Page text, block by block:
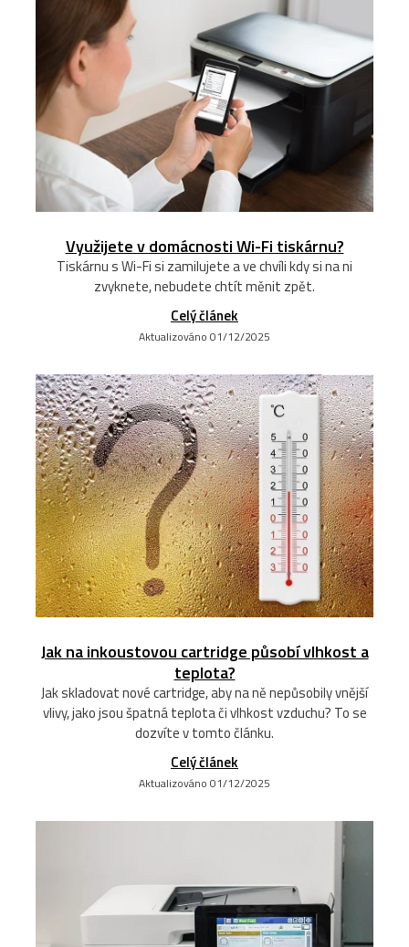
Využijete v domácnosti Wi-Fi tiskárnu?
Tiskárnu s Wi-Fi si zamilujete a ve chvíli kdy si na ni
zvyknete, nebudete chtít měnit zpět.
Celý článek
Aktualizováno 01/12/2025
Jak na inkoustovou cartridge působí vlhkost a
teplota?
Jak skladovat nové cartridge, aby na ně nepůsobily vnější
vlivy, jako jsou špatná teplota či vlhkost vzduchu? To se
dozvíte v tomto článku.
Celý článek
Aktualizováno 01/12/2025